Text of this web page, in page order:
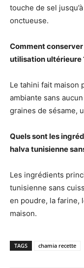
touche de sel
onctueuse.
Comment
utilisation ultérieure
Le tahini fait maison
ambiante sans
graines de sésame,
Quels sont les
halva tunisienne
Les ingrédients
tunisienne sans
en poudre, la farine,
maison.
TAGS chamia recette